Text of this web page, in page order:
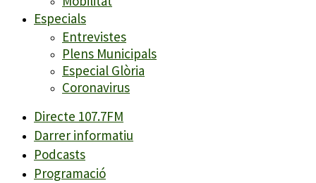
Especials
Entrevistes
Plens Municipals
Especial Glòria
Coronavirus
Directe 107.7FM
Darrer informatiu
Podcasts
Programació